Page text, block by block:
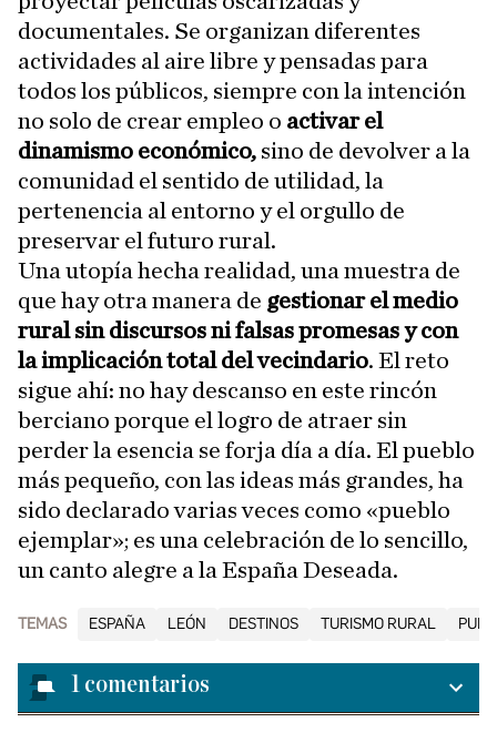
documentales. Se organizan diferentes
actividades al aire libre y pensadas para
todos los públicos, siempre con la intención
no solo de crear empleo o activar el
dinamismo económico, sino de devolver a la
comunidad el sentido de utilidad, la
pertenencia al entorno y el orgullo de
preservar el futuro rural.
Una utopía hecha realidad, una muestra de
que hay otra manera de gestionar el medio
rural sin discursos ni falsas promesas y con
la implicación total del vecindario. El reto
sigue ahí: no hay descanso en este rincón
berciano porque el logro de atraer sin
perder la esencia se forja día a día. El pueblo
más pequeño, con las ideas más grandes, ha
sido declarado varias veces como «pueblo
ejemplar»; es una celebración de lo sencillo,
un canto alegre a la España Deseada.
TEMAS ESPAÑA LEÓN DESTINOS TURISMO RURAL
1 comentarios